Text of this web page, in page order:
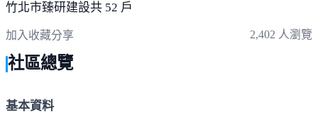
竹北市臻研建設共 52 戶
加入收藏分享 2,402 人瀏覽
社區總覽
基本資料